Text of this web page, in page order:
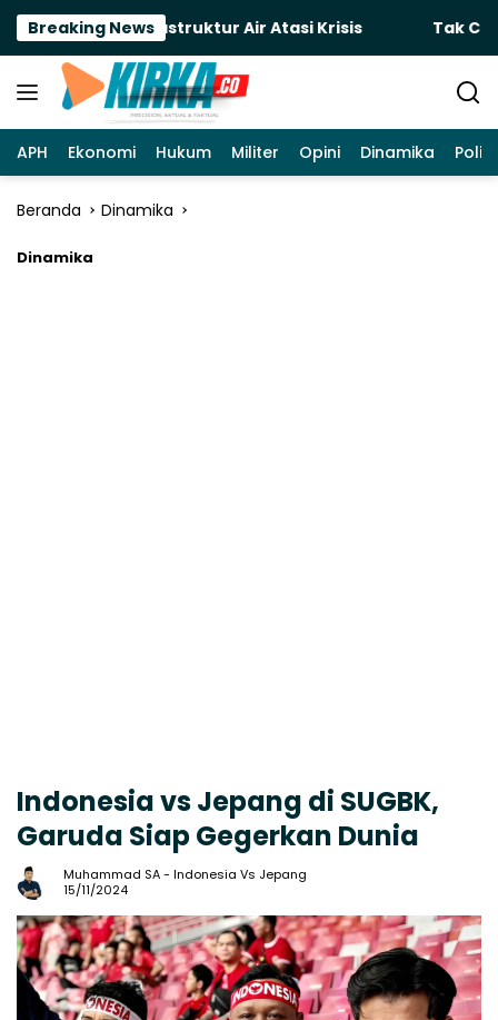
Langsung
konten
Breaking News
Infrastruktur Air Atasi Krisis Tak Cuma
APH Ekonomi Hukum Militer Opini Dinamika
Beranda Dinamika
Dinamika
Indonesia vs Jepang di SUGBK,
Garuda Siap Gegerkan Dunia
Muhammad SA- Indonesia Vs Jepang
15/11/2024